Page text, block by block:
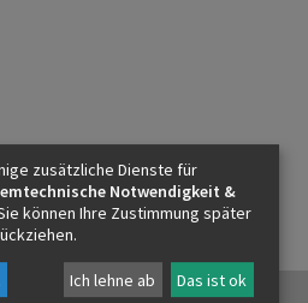
zusätzliche Dienste für
Notwendigkeit &
können Ihre Zustimmung später
Ich lehne ab Das ist ok